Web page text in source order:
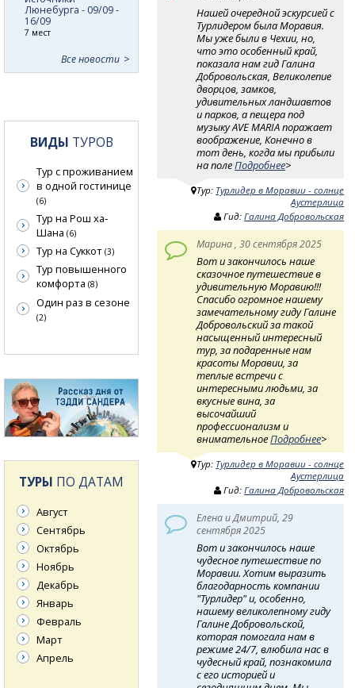
Нашей очередной эскурсией с
Турлидером была Моравия.
Мы уже были в Чехии, но,
что это особенный край,
показала нам гид Галина
Добровольская, Великолепие
дворцов, замков,
удивительных ландшавтов
и парков, а пещера под
музыку AVE MARIA поражает
воображение, Конечно в
тот день, когда мы прибыли
на полеПодробнее>
Тур: Турлидер в Моравии - солнце
Аустерлица
Гид:Галина Добровольская
Марина , 30 сентября 2025
Вот и закончилось наше
сказочное путешествие в
удивительную Моравию!!!
Спасибо огромное нашему
замечательному гиду Галине
Добровольский за такой
насыщенный интересный
тур, за подаренные нам
красоты Моравии, за
теплые встречи с
интересными людьми, за
вкусные вина, за
высочайший
профессионализм и
внимательноеПодробнее>
Тур: Турлидер в Моравии - солнце
Аустерлица
Гид:Галина Добровольская
Елена и Дмитрий, 29
сентября 2025
Вот и закончилось наше
чудесное путешествие по
Моравии. Хотим выразить
благодарность компании
"Турлидер" и, особенно,
нашему великолепному гиду
Галине Добровольской,
которая помогала нам в
режиме 24/7, влюбила нас в
чудесный край, познакомила
с его историей и
Люнебурга - 09/09 -
16/09
7 мест
Все новости
ВИДЫ ТУРОВ
Тур с проживанием
в одной гостинице
(6)
Тур на Рош ха-
Шана (6)
Тур на Суккот (3)
Тур повышенного
комфорта (8)
Один раз в сезоне
(2)
ТУРЫ ПО ДАТАМ
Август
Сентябрь
Октябрь
Ноябрь
Декабрь
Январь
Февраль
Март
Апрель